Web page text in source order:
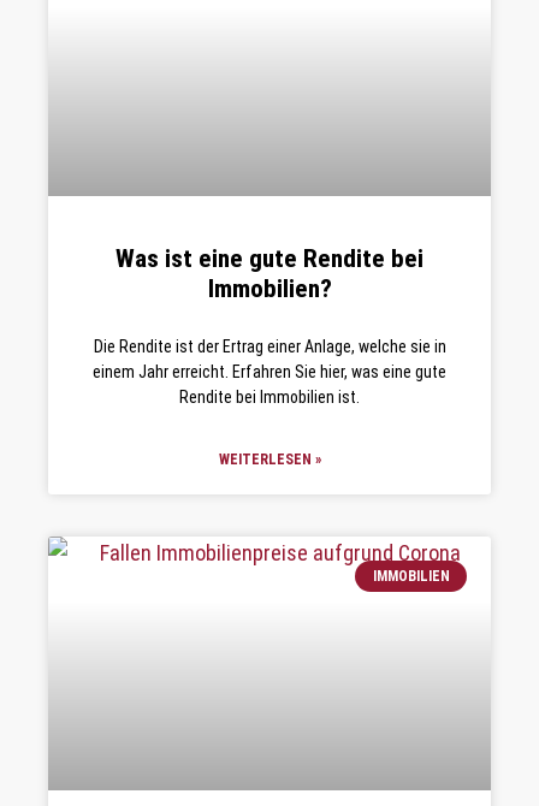
Was ist eine gute Rendite bei
Immobilien?
Die Rendite ist der Ertrag einer Anlage, welche sie in
einem Jahr erreicht. Erfahren Sie hier, was eine gute
Rendite bei Immobilien ist.
WEITERLESEN »
IMMOBILIEN